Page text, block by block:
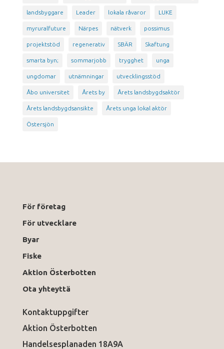
landsbyggare Leader lokala råvaror LUKE
myruralfuture Närpes nätverk possimus
projektstöd regenerativ SBÄR Skaftung
smarta byn; sommarjobb trygghet unga
ungdomar utnämningar utvecklingsstöd
Åbo universitet Årets by Årets landsbygdsaktör
Årets landsbygdsansikte Årets unga lokal aktör
Östersjön
För företag
För utvecklare
Byar
Fiske
Aktion Österbotten
Ota yhteyttä
Kontaktuppgifter
Aktion Österbotten
Handelsesplanaden 18A9A